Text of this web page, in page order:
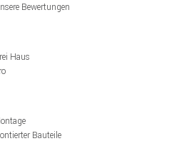
Bewertungen
Haus
Bauteile